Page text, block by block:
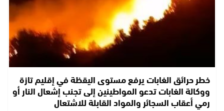
خطر حرائق الغابات يرفع مستوى اليقظة في إقليم تازة
ووكالة الغابات تدعو المواطينين إلى تجنب إشعال النار أو
رمي أعقاب السجائر والمواد القابلة للاشتعال